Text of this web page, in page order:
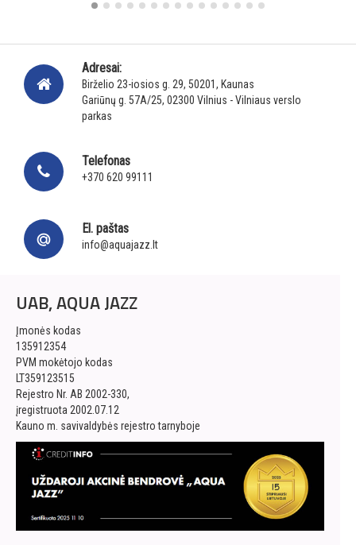
Adresai:
Birželio 23-iosios g. 29, 50201, Kaunas
Gariūnų g. 57A/25, 02300 Vilnius - Vilniaus verslo
parkas
Telefonas
+370 620 99111
El. paštas
info@aquajazz.lt
UAB, AQUA JAZZ
Įmonės kodas
135912354
PVM mokėtojo kodas
LT359123515
Rejestro Nr. AB 2002-330,
įregistruota 2002.07.12
Kauno m. savivaldybės rejestro tarnyboje